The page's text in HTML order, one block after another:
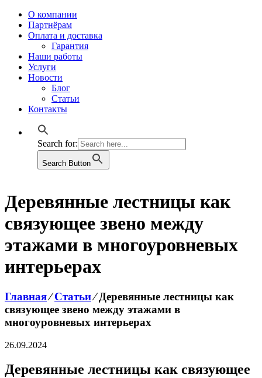
О компании
Партнёрам
Оплата и доставка
Гарантия
Наши работы
Услуги
Новости
Блог
Статьи
Контакты
Search for:
Search Button
Деревянные лестницы как
связующее звено между
этажами в многоуровневых
интерьерах
Главная⁄Статьи⁄Деревянные лестницы как
связующее звено между этажами в
многоуровневых интерьерах
26.09.2024
Деревянные лестницы как связующее